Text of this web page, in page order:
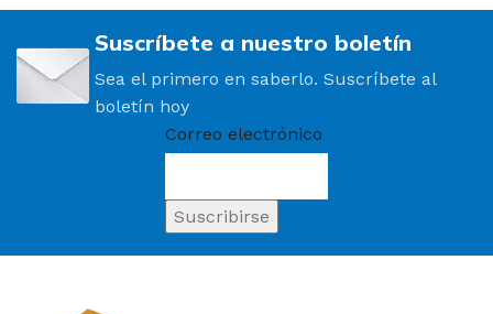
Suscríbete a nuestro boletín
Sea el primero en saberlo. Suscríbete al
boletín hoy
Correo electrónico